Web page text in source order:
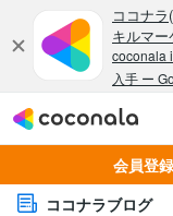
会員登
ココナラブログ